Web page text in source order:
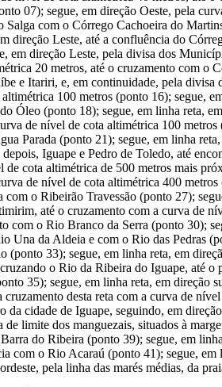
07); segue, em direção Oeste, pela
com o Córrego Cachoeira do
direção Leste, até a confluência do
em direção Leste, pela divisa dos
20 metros, até o cruzamento com
e Itariri, e, em continuidade, pela
100 metros (ponto 16); segue,
Óleo (ponto 18); segue, em linha reta,
de nível de cota altimétrica 100
Parada (ponto 21); segue, em linha
Iguape e Pedro de Toledo, até
cota altimétrica de 500 metros mais
de nível de cota altimétrica 400
o Ribeirão Travessão (ponto 27);
até o cruzamento com a curva de
com o Rio Branco da Serra (ponto 30);
Una da Aldeia e com o Rio das Pedras
(ponto 33); segue, em linha reta, em
o Rio da Ribeira do Iguape, até
35); segue, em linha reta, em direção
desta reta com a curva de
cidade de Iguape, seguindo, em
limite dos manguezais, situados à
do Ribeira (ponto 39); segue, em
com o Rio Acaraú (ponto 41); segue,
pela linha das marés médias, da